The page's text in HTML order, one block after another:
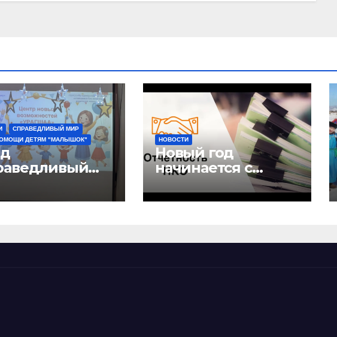
СПРАВЕДЛИВЫЙ МИР
ДЕТЯМ "МАЛЫШОК"
НОВОСТИ
Новый год
начинается с